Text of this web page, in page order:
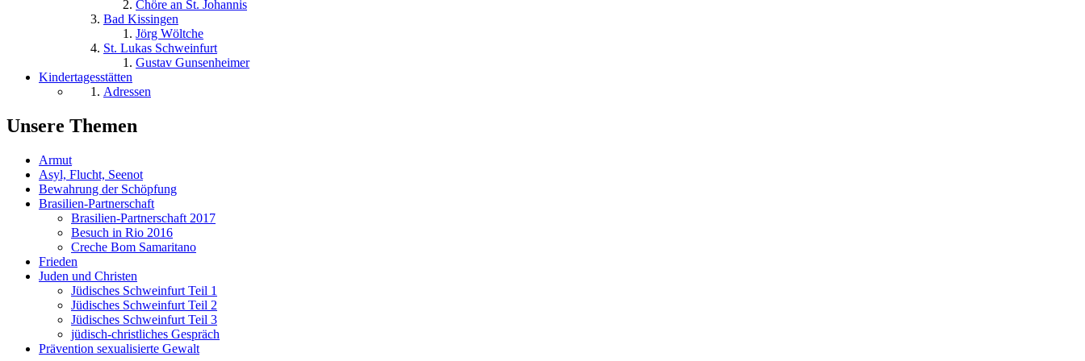
Chöre an St. Johannis
Bad Kissingen
Jörg Wöltche
St. Lukas Schweinfurt
Gustav Gunsenheimer
Kindertagesstätten
Adressen
Unsere Themen
Armut
Asyl, Flucht, Seenot
Bewahrung der Schöpfung
Brasilien-Partnerschaft
Brasilien-Partnerschaft 2017
Besuch in Rio 2016
Creche Bom Samaritano
Frieden
Juden und Christen
Jüdisches Schweinfurt Teil 1
Jüdisches Schweinfurt Teil 2
Jüdisches Schweinfurt Teil 3
jüdisch-christliches Gespräch
Prävention sexualisierte Gewalt